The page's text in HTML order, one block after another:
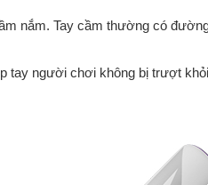
nắm. Tay cầm thường có
tay người chơi không bị trượt